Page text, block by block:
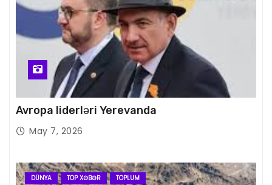
Avropa liderləri Yerevanda
May 7, 2026
DÜNYA TOP XƏBƏR TOPLUM